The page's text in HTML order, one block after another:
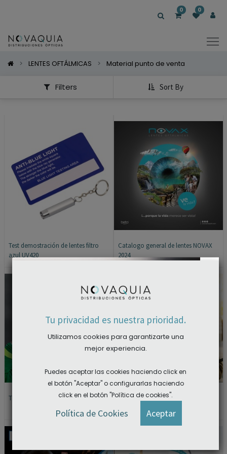
0 0
LENTES OFTÁLMICAS Material punto de venta
Filters Sort By
Mostrar
Test demostración de lentes filtro
azul UV420
Catalogo general de lentes NOVAX
2024
Tríptico informativo Myopi-X NOVAX
Librillo informativo WIZARD EON
Tu privacidad es nuestra prioridad.
Utilizamos cookies para garantizarte una
mejor experiencia.
Puedes aceptar las cookies haciendo click en
el botón "Aceptar" o configurarlas haciendo
click en el botón "Política de cookies".
Política de Cookies Aceptar